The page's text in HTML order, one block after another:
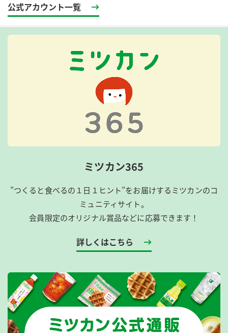
公式アカウント一覧
ミツカン365
”つくると食べるの１日１ヒント”をお届けするミツカンのコ
ミュニティサイト。
会員限定のオリジナル賞品などに応募できます！
詳しくはこちら